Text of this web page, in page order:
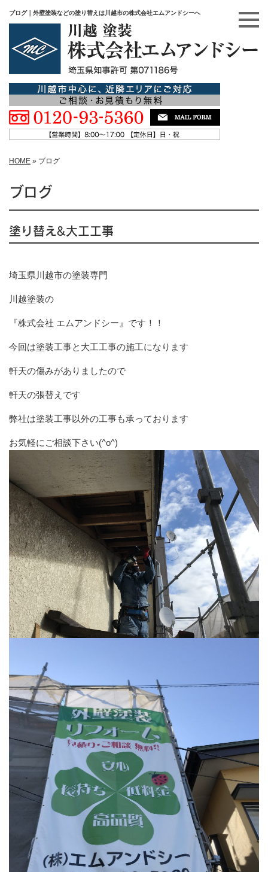
ブログ｜外壁塗装などの塗り替えは川越市の株式会社エムアンドシーへ
HOME » ブログ
ブログ
塗り替え&大工工事
埼玉県川越市の塗装専門
川越塗装の
『株式会社 エムアンドシー』です！！
今回は塗装工事と大工工事の施工になります
軒天の傷みがありましたので
軒天の張替えです
弊社は塗装工事以外の工事も承っております
お気軽にご相談下さい(^o^)